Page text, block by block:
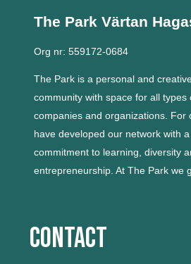
The Park Värtan
Org nr: 559172-0684
The Park is a personal and
community with space for all types
companies and organizations. For
have developed our network with
commitment to learning, diversity
entrepreneurship. At The Park we
Contact